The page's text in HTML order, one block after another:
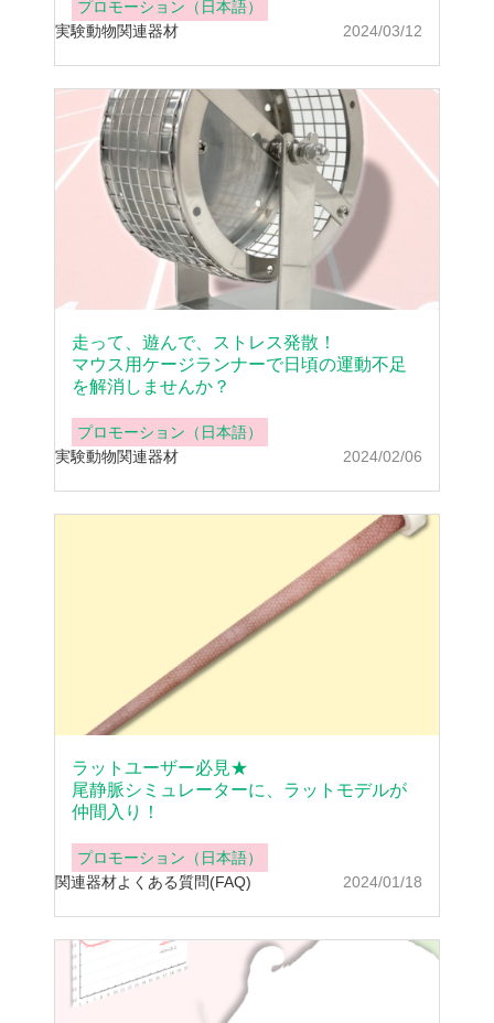
2024/03/12
プロモーション（日本語）
実験動物関連器材
2024/02/06
走って、遊んで、ストレス発散！
マウス用ケージランナーで日頃の運動不足
を解消しませんか？
プロモーション（日本語）
実験動物関連器材
2024/01/18
ラットユーザー必見★
尾静脈シミュレーターに、ラットモデルが
仲間入り！
プロモーション（日本語）
関連器材よくある質問(FAQ)